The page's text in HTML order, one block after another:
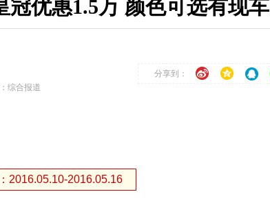
冠优惠1.5万 颜色可选有现车
分享到：
综合报道
2016.05.10-2016.05.16